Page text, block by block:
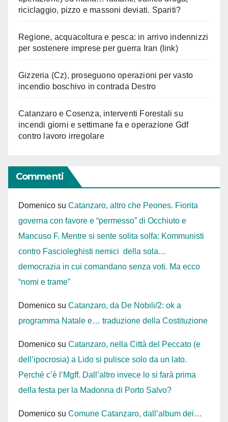
riciclaggio, pizzo e massoni deviati. Spariti?
Regione, acquacoltura e pesca: in arrivo indennizzi
per sostenere imprese per guerra Iran (link)
Gizzeria (Cz), proseguono operazioni per vasto
incendio boschivo in contrada Destro
Catanzaro e Cosenza, interventi Forestali su
incendi giorni e settimane fa e operazione Gdf
contro lavoro irregolare
Commenti
Domenico su Catanzaro, altro che Peones. Fiorita
governa con favore e “permesso” di Occhiuto e
Mancuso F. Mentre si sente solita solfa: Kommunisti
contro Fascioleghisti nemici della sola…
democrazia in cui comandano senza voti. Ma ecco
“nomi e trame”
Domenico su Catanzaro, da De Nobili/2: ok a
programma Natale e… traduzione della Costituzione
Domenico su Catanzaro, nella Città del Peccato (e
dell’ipocrosia) a Lido si pulisce solo da un lato.
Perché c’è l’Mgff. Dall’altro invece lo si farà prima
della festa per la Madonna di Porto Salvo?
Domenico su Comune Catanzaro, dall’album dei…